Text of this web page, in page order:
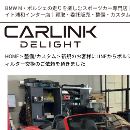
BMW M・ポルシェの走りを楽しむスポーツカー専門店
イト浦和インター店｜買取・委託販売・整備・カスタ
HOME>整備/カスタム> 新規のお客様にLINEからポ
ィルター交換のご依頼を頂きました